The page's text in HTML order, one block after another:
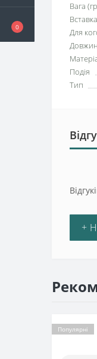
0
Вага
Вставка
Для
Подія
Тип
+
Популярні